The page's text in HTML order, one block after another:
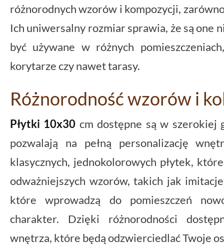
różnorodnych wzorów i kompozycji,
Ich uniwersalny rozmiar sprawia, że są one
być używane w różnych
korytarze czy nawet tarasy.
Różnorodność wzorów i
Płytki 10x30 cm dostępne są w
pozwalają na pełną personalizację
klasycznych, jednokolorowych płytek,
odważniejszych wzorów, takich jak
które wprowadzą do pomieszczeń
charakter. Dzięki różnorodności
wnętrza, które będą odzwierciedlać Twoje